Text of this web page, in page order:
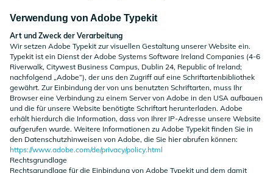
Verwendung von Adobe Typekit
Art und Zweck der Verarbeitung
Wir setzen Adobe Typekit zur visuellen Gestaltung unserer Website ein.
Typekit ist ein Dienst der Adobe Systems Software Ireland Companies (4-6
Riverwalk, Citywest Business Campus, Dublin 24, Republic of Ireland;
nachfolgend „Adobe“), der uns den Zugriff auf eine Schriftartenbibliothek
gewährt. Zur Einbindung der von uns benutzten Schriftarten, muss Ihr
Browser eine Verbindung zu einem Server von Adobe in den USA aufbauen
und die für unsere Website benötigte Schriftart herunterladen. Adobe
erhält hierdurch die Information, dass von Ihrer IP-Adresse unsere Website
aufgerufen wurde. Weitere Informationen zu Adobe Typekit finden Sie in
den Datenschutzhinweisen von Adobe, die Sie hier abrufen können:
https://www.adobe.com/de/privacy/policy.html
Rechtsgrundlage
Rechtsgrundlage für die Einbindung von Adobe Typekit und dem damit